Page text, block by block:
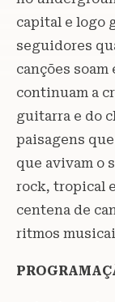
capital e logo
seguidores
canções
continuam a
guitarra e do
paisagens
que avivam o
rock, tropical
centena de
ritmos